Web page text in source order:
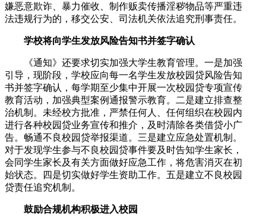
嫌恶意欺诈、暴力催收、制作贩卖传播淫秽物品等严重违
法违规行为的，移交公安、司法机关依法追究刑事责任。
学校将向学生发放风险告知书并签字确认
《通知》还要求切实加强大学生教育管理。一是加强
引导，现阶段，学校应向每一名学生发放校园贷风险告知
书并签字确认，每学期至少集中开展一次校园贷专项宣传
教育活动，加强典型案例通报警示教育。二是建立排查整
治机制。未经校方批准，严禁任何人、任何组织在校园内
进行各种校园贷业务宣传和推介，及时清除各类借贷小广
告。畅通不良校园贷举报渠道。三是建立应急处置机制。
对于发现学生参与不良校园贷事件要及时告知学生家长，
会同学生家长及有关方面做好应急工作，将危害消灭在初
始状态。四是切实做好学生资助工作。五是建立不良校园
贷责任追究机制。
鼓励合规机构积极进入校园